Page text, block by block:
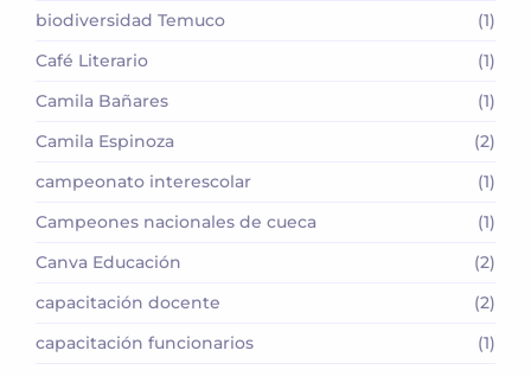
biodiversidad Temuco
(1)
Café Literario
(1)
Camila Bañares
(1)
Camila Espinoza
(2)
campeonato interescolar
(1)
Campeones nacionales de cueca
(1)
Canva Educación
(2)
capacitación docente
(2)
capacitación funcionarios
(1)